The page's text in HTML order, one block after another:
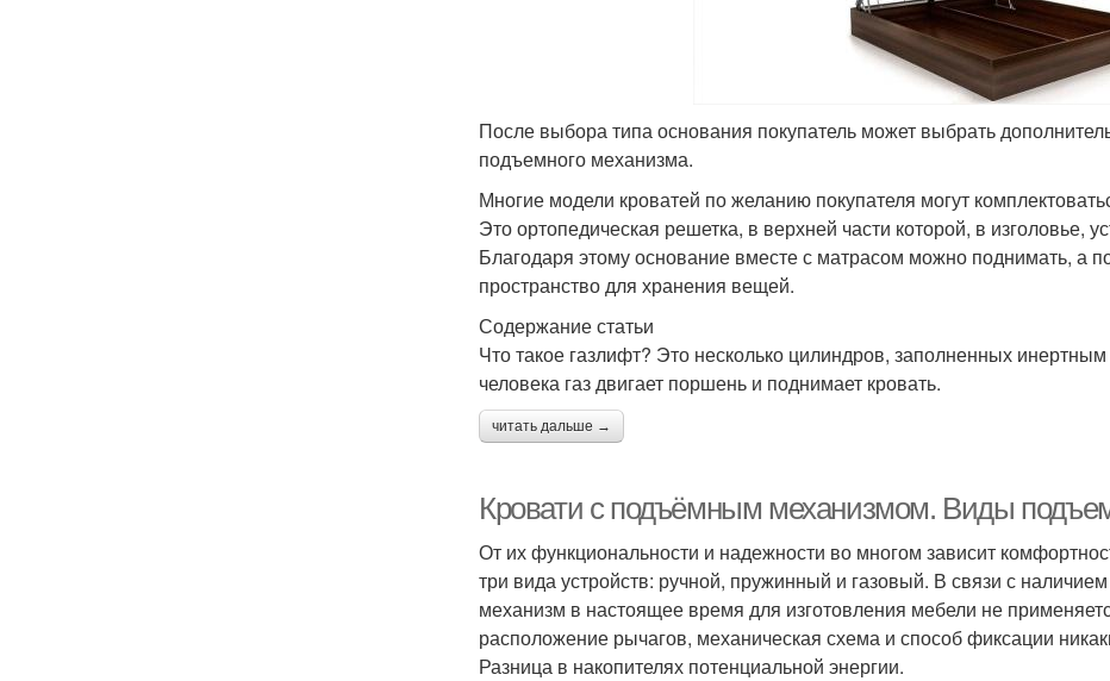
После выбора типа основания покупатель может выбрать
подъемного механизма.
Многие модели кроватей по желанию покупателя могут
Это ортопедическая решетка, в верхней части которой, в изголовье,
Благодаря этому основание вместе с матрасом можно поднимать, а
пространство для хранения вещей.
Содержание статьи
Что такое газлифт? Это несколько цилиндров, заполненных
человека газ двигает поршень и поднимает кровать.
читать дальше →
Кровати с подъёмным механизмом. Виды
От их функциональности и надежности во многом зависит
три вида устройств: ручной, пружинный и газовый. В связи с
механизм в настоящее время для изготовления мебели не
расположение рычагов, механическая схема и способ фиксации
Разница в накопителях потенциальной энергии.